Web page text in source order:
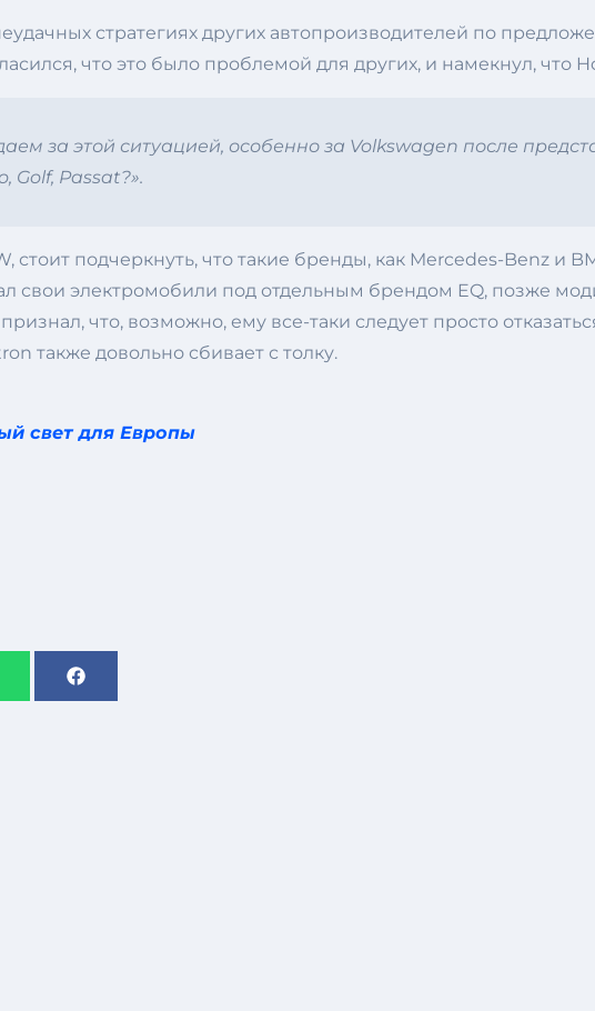
стратегиях других автопроизводителей по
что это было проблемой для других, и намекнул, что
за этой ситуацией, особенно за Volkswagen после
Golf, Passat?».
стоит подчеркнуть, что такие бренды, как Mercedes-Benz
свои электромобили под отдельным брендом EQ, позже
что, возможно, ему все-таки следует просто
также довольно сбивает с толку.
свет для Европы